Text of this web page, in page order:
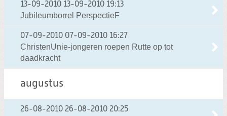
13-09-2010 13-09-2010 19:13
Jubileumborrel PerspectieF
07-09-2010 07-09-2010 16:27
ChristenUnie-jongeren roepen Rutte op tot
daadkracht
augustus
26-08-2010 26-08-2010 20:25